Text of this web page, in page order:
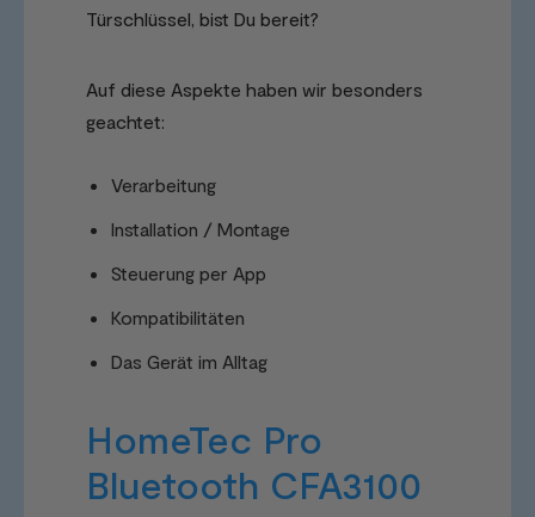
Türschlüssel, bist Du bereit?
Auf diese Aspekte haben wir besonders
geachtet:
Verarbeitung
Installation / Montage
Steuerung per App
Kompatibilitäten
Das Gerät im Alltag
HomeTec Pro
Bluetooth CFA3100